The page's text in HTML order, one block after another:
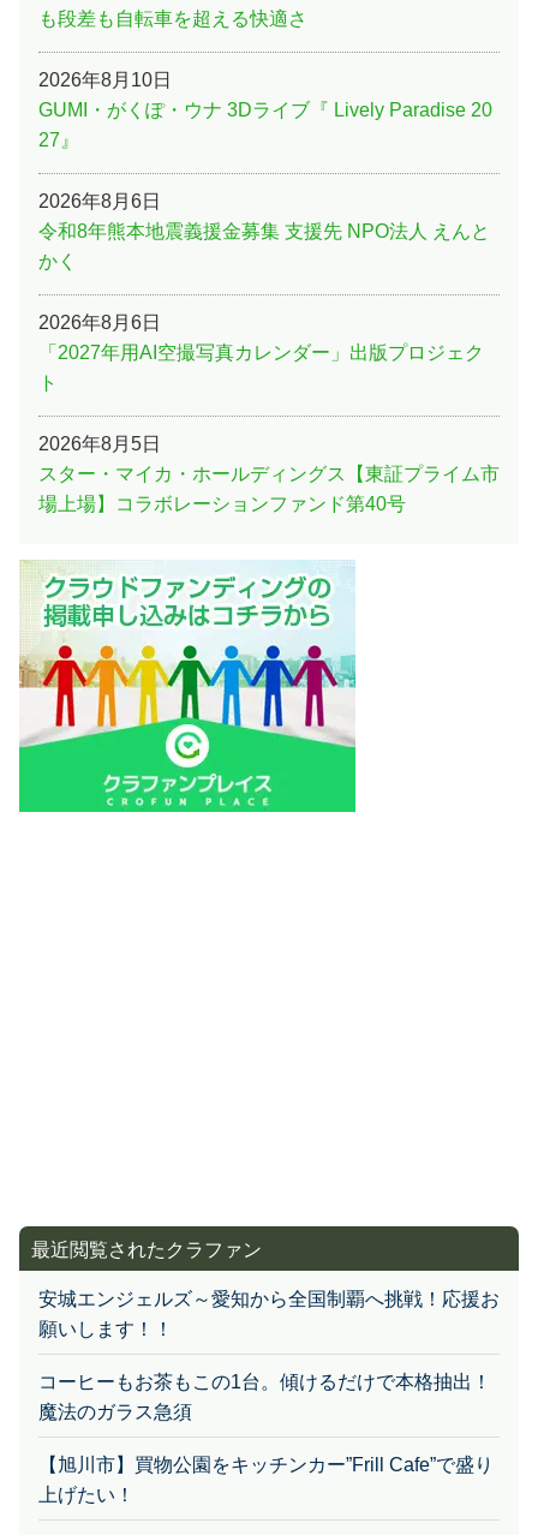
も段差も自転車を超える快適さ
2026年8月10日
GUMI・がくぽ・ウナ 3Dライブ『 Lively Paradise 20
27』
2026年8月6日
令和8年熊本地震義援金募集 支援先 NPO法人 えんと
かく
2026年8月6日
「2027年用AI空撮写真カレンダー」出版プロジェク
ト
2026年8月5日
スター・マイカ・ホールディングス【東証プライム市
場上場】コラボレーションファンド第40号
最近閲覧されたクラファン
安城エンジェルズ～愛知から全国制覇へ挑戦！応援お
願いします！！
コーヒーもお茶もこの1台。傾けるだけで本格抽出！
魔法のガラス急須
【旭川市】買物公園をキッチンカー”Frill Cafe”で盛り
上げたい！